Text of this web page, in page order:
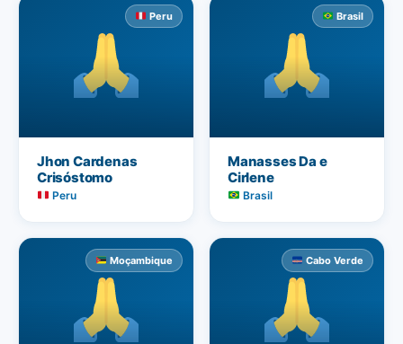
Peru
Jhon Cardenas
Crisóstomo
Peru
Brasil
Manasses Da e
Cirlene
Brasil
Moçambique Cabo Verde